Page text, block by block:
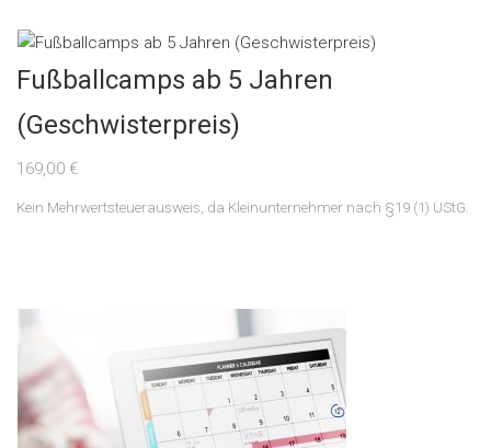
Fußballcamps ab 5 Jahren
(Geschwisterpreis)
169,00 €
Kein Mehrwertsteuerausweis, da Kleinunternehmer nach §19 (1) UStG.